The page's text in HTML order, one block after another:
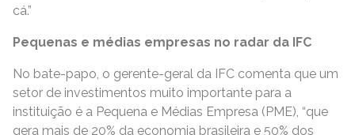
cá.”
Pequenas e médias empresas no radar da IFC
No bate-papo, o gerente-geral da IFC comenta que um
setor de investimentos muito importante para a
instituição é a Pequena e Médias Empresa (PME), “que
gera mais de 20% da economia brasileira e 50% dos